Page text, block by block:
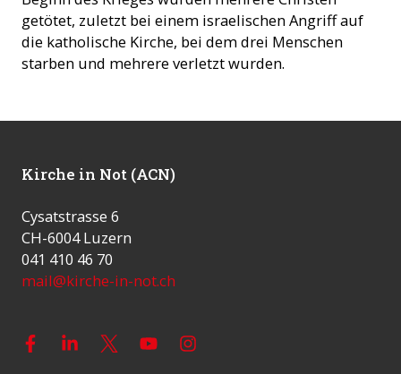
getötet, zuletzt bei einem israelischen Angriff auf
die katholische Kirche, bei dem drei Menschen
starben und mehrere verletzt wurden.
Kirche in Not (ACN)
Cysatstrasse 6
CH-6004 Luzern
041 410 46 70
mail@kirche-in-not.ch